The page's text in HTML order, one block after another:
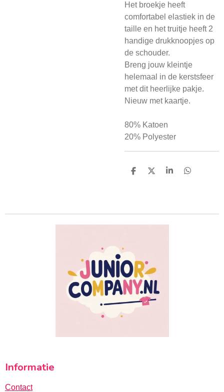
Het broekje heeft
comfortabel elastiek in de
taille en het truitje heeft 2
handige drukknoopjes op
de schouder.
Breng jouw kleintje
helemaal in de kerstsfeer
met dit heerlijke pakje.
Nieuw met kaartje.
80% Katoen
20% Polyester
D
D
S
D
Informatie
Contact